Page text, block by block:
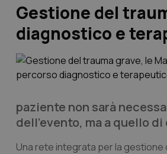
Gestione del
diagnostico e
paziente non sarà
dell’evento, ma a quello
Una rete integrata per la